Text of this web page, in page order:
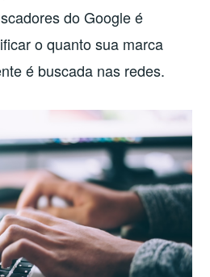
do Google é
o quanto sua marca
é buscada nas redes.